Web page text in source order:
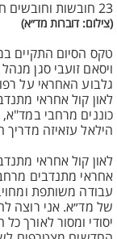
23 חובשות וחובשים חדשים לפעילות בתחנת מד״א בעפולה והאזור
(צילום: דוברות מד״א)
טקס הסיום התקיים
ויסאם זועבי סגן
גלבוע האחראי על
לאון קול אחראי
כוננים מרחבי
הילאל עזאיזה
לאון קול אחראי
אחראי מתנדבים
עבודה משותפת
של מד״א. אני רוצה
יסודי ומסור לאורך